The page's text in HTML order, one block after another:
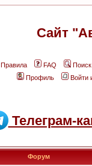
Сайт
Правила FAQ
Поиск
Профиль
Войти
Телеграм-
Форум